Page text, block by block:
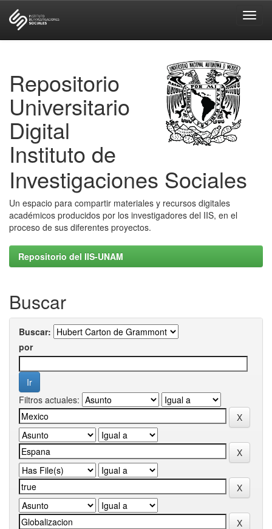
Repositorio
Universitario
Digital
Instituto de
Investigaciones Sociales
Un espacio para compartir materiales y recursos digitales
académicos producidos por los investigadores del IIS, en el
proceso de sus diferentes proyectos.
Repositorio del IIS-UNAM
Buscar
Buscar:
por
Filtros actuales: